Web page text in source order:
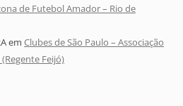
de Futebol Amador – Rio de
em Clubes de São Paulo – Associação
Feijó)